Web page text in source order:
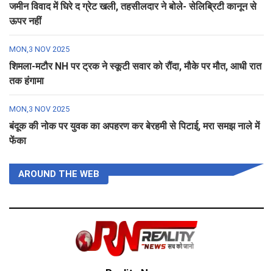
जमीन विवाद में घिरे द ग्रेट खली, तहसीलदार ने बोले- सेलिब्रिटी कानून से
ऊपर नहीं
MON,3 NOV 2025
शिमला-मटौर NH पर ट्रक ने स्कूटी सवार को रौंदा, मौके पर मौत, आधी रात
तक हंगामा
MON,3 NOV 2025
बंदूक की नोक पर युवक का अपहरण कर बेरहमी से पिटाई, मरा समझ नाले में
फेंका
AROUND THE WEB